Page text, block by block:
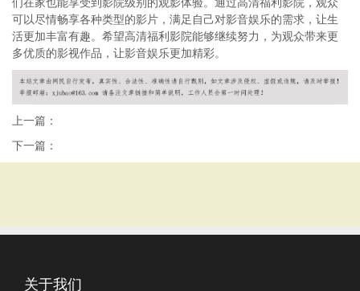
可以尽情畅享各种类型的影片，满足自己对影音娱乐的需求，让生
活更加丰富有趣。希望高清福利影院能够继续努力，为观众带来更
多优质的影视作品，让影音娱乐更加精彩。
上一篇：
下一篇：
关于我们